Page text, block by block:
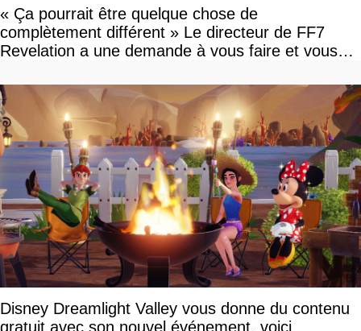
« Ça pourrait être quelque chose de
complètement différent » Le directeur de FF7
Revelation a une demande à vous faire et vous
Disney Dreamlight Valley vous donne du contenu
gratuit avec son nouvel événement, voici